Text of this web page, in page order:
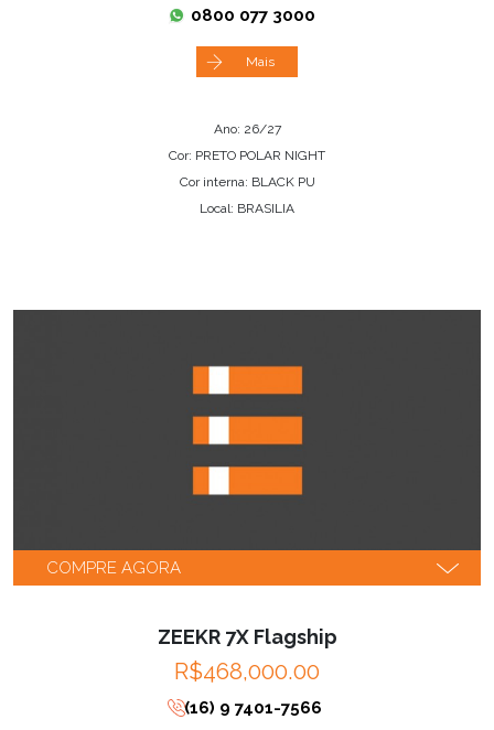
0800 077 3000
Mais
Ano: 26/27
Cor: PRETO POLAR NIGHT
Cor interna: BLACK PU
Local: BRASILIA
COMPRE AGORA
ZEEKR 7X Flagship
R$468,000.00
(16) 9 7401-7566